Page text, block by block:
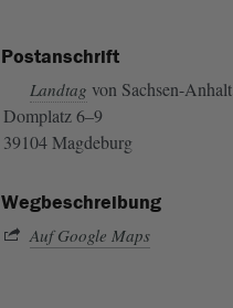
Postanschrift
Landtag von Sachsen-Anhalt
Domplatz 6–9
39104 Magdeburg
Wegbeschreibung
Auf Google Maps